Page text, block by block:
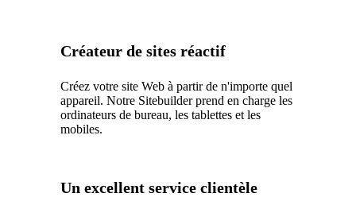
Créateur de sites réactif
Créez votre site Web à partir de n'importe quel
appareil. Notre Sitebuilder prend en charge les
ordinateurs de bureau, les tablettes et les
mobiles.
Un excellent service clientèle